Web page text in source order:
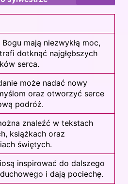
mają niezwykłą moc,
dotknąć najgłębszych
serca.
może nadać nowy
oraz otworzyć serce
podróż.
znaleźć w tekstach
książkach oraz
świętych.
inspirować do dalszego
i dają pociechę.